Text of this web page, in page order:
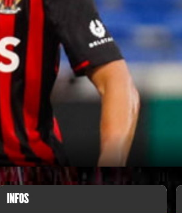
INFOS